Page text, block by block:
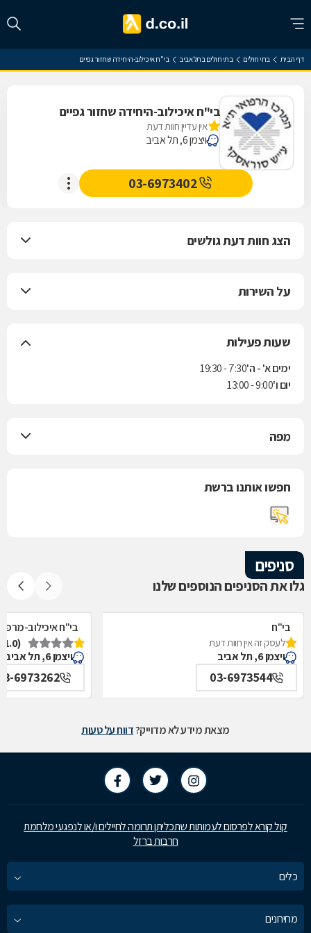
דף הבית בתי חולים בתי חולים בתל אביב בי"ח איכילוב-היחידה שחזור גפיים
בי"ח איכילוב-היחידה שחזור גפיים
אין עדיין חוות דעת
ויצמן 6, תל אביב
03-6973402
הצג חוות דעת גולשים
על השירות
שעות פעילות
ימים א' - ה'7:30 - 19:30
יום ו'9:00 - 13:00
מפה
חפשו אותנו ברשת
סניפים
גלו את הסניפים הנוספים שלנו
בי"ח
איכילוב-אף,אוזן,גרון,ניתוחי-ראש,צוואר,פה,לסתות-מערך,
תל אביב
לעסק זה אין חוות דעת
ויצמן 6, תל אביב
03-6973544
בי"ח איכילוב-
תל אביב
(1.0)
ויצמן 6, תל אביב
6973262
מצאת מידע לא מדוייק?דווח על טעות
קול קורא לפרסום לעמותות שתכליתן תרומה לחיילים ו/או לנפגעי מלחמת
חרבות ברזל
כלים
מחירונים